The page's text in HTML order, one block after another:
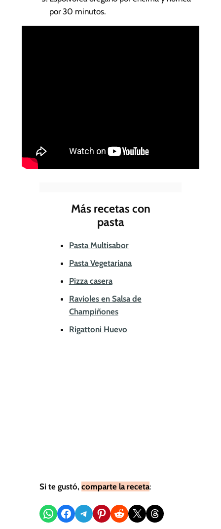
por 30 minutos.
Más recetas con
pasta
Pasta Multisabor
Pasta Vegetariana
Pizza casera
Ravioles en Salsa de
Champiñones
Rigattoni Huevo
Si te gustó, comparte la receta:
Compartir en WhatsApp
Compartir en Facebook
Compartir en Telegram
Compartir en Pinterest
Compartir en Reddit
Compartir en X Share on Threads